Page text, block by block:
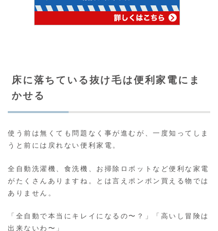
床に落ちている抜け毛は便利家電にま
かせる
使う前は無くても問題なく事が進むが、一度知ってしま
うと前には戻れない便利家電。
全自動洗濯機、食洗機、お掃除ロボットなど便利な家電
がたくさんありますね。とは言えポンポン買える物では
ありません。
「全自動で本当にキレイになるの〜？」「高いし冒険は
出来ないわ〜」